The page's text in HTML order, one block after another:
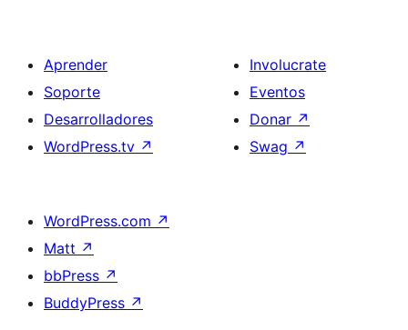
Aprender
Soporte
Desarrolladores
WordPress.tv ↗
Involucrate
Eventos
Donar ↗
Swag ↗
WordPress.com ↗
Matt ↗
bbPress ↗
BuddyPress ↗